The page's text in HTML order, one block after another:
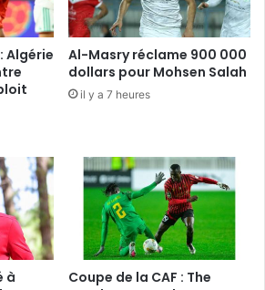
Algérie
Al-Masry réclame 900 000
dollars pour Mohsen Salah
il y a 7 heures
à
Coupe de la CAF : The